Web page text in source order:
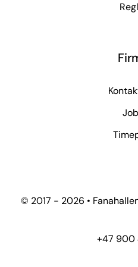
© 2017 - 2026 •
+47 900